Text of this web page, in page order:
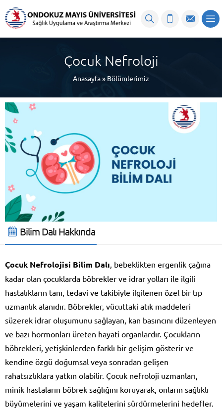
Çocuk Nefroloji
Anasayfa» Bölümlerimiz
Bilim Dalı Hakkında
Çocuk Nefrolojisi Bilim Dalı , bebeklikten ergenlik çağına
kadar olan çocuklarda böbrekler ve idrar yolları ile ilgili
hastalıkların tanı, tedavi ve takibiyle ilgilenen özel bir tıp
uzmanlık alanıdır. Böbrekler, vücuttaki atık maddeleri
süzerek idrar oluşumunu sağlayan, kan basıncını düzenleyen
ve bazı hormonları üreten hayati organlardır. Çocukların
böbrekleri, yetişkinlerden farklı bir gelişim gösterir ve
kendine özgü doğumsal veya sonradan gelişen
rahatsızlıklara yatkın olabilir. Çocuk nefroloji uzmanları,
minik hastaların böbrek sağlığını koruyarak, onların sağlıklı
büyümelerini ve yaşam kalitelerini sürdürmelerini hedefler.